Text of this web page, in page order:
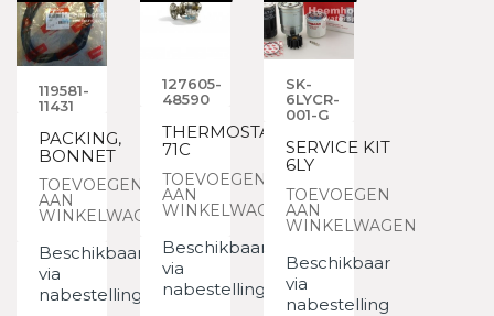
119581-
11431
PACKING,
BONNET
TOEVOEGEN
AAN
WINKELWAGEN
Beschikbaar
via
nabestelling
127605-
48590
THERMOSTAT,
71C
TOEVOEGEN
AAN
WINKELWAGEN
Beschikbaar
via
nabestelling
SK-
6LYCR-
001-G
SERVICE KIT
6LY
TOEVOEGEN
AAN
WINKELWAGEN
Beschikbaar
via
nabestelling